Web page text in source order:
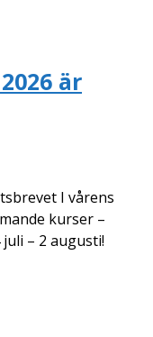
är
I vårens
kurser –
– 2 augusti!